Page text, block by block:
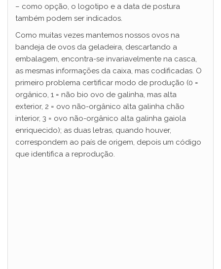
– como opção, o logotipo e a data de postura
também podem ser indicados.
Como muitas vezes mantemos nossos ovos na
bandeja de ovos da geladeira, descartando a
embalagem, encontra-se invariavelmente na casca,
as mesmas informações da caixa, mas codificadas. O
primeiro problema certificar modo de produção (0 =
orgânico, 1 = não bio ovo de galinha, mas alta
exterior, 2 = ovo não-orgânico alta galinha chão
interior, 3 = ovo não-orgânico alta galinha gaiola
enriquecido); as duas letras, quando houver,
correspondem ao país de origem, depois um código
que identifica a reprodução.